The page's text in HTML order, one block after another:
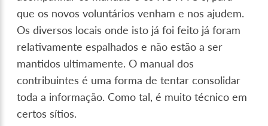
que os novos voluntários venham e nos ajudem.
Os diversos locais onde isto já foi feito já foram
relativamente espalhados e não estão a ser
mantidos ultimamente. O manual dos
contribuintes é uma forma de tentar consolidar
toda a informação. Como tal, é muito técnico em
certos sítios.